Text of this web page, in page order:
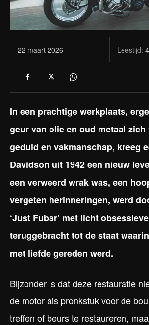
22 maart 2026 Leestijd: 4
In een prachtige werkplaats,
geur van olie en oud metaal
geduld en vakmanschap, kreeg
Davidson uit 1942 een nieuw
een verweerd wrak was, een
vergeten herinneringen, werd
‘Just Fubar’ met licht
teruggebracht tot de staat
met liefde gereden werd.
Bijzonder is dat deze restauratie
de motor als pronkstuk voor de
treffen of beurs te restaureren,